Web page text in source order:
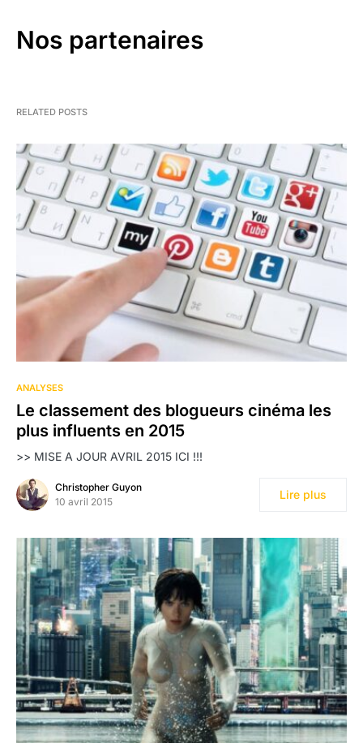
Nos partenaires
RELATED POSTS
ANALYSES
Le classement des blogueurs cinéma les
plus influents en 2015
>> MISE A JOUR AVRIL 2015 ICI !!!
Christopher Guyon
10 avril 2015
Lire plus